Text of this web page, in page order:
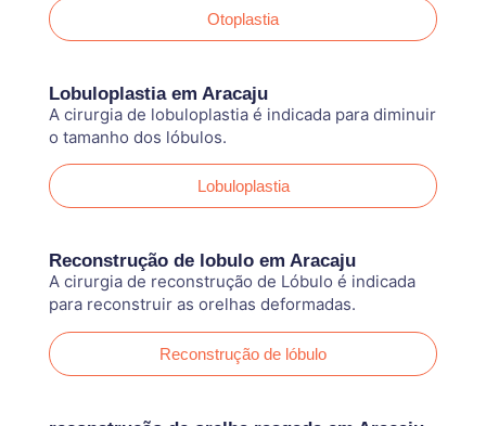
Otoplastia
Lobuloplastia em Aracaju
A cirurgia de lobuloplastia é indicada para diminuir
o tamanho dos lóbulos.
Lobuloplastia
Reconstrução de lobulo em Aracaju
A cirurgia de reconstrução de Lóbulo é indicada
para reconstruir as orelhas deformadas.
Reconstrução de lóbulo